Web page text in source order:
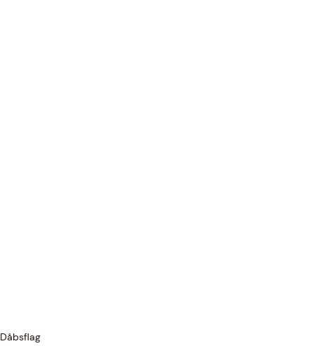
Dåbsflag